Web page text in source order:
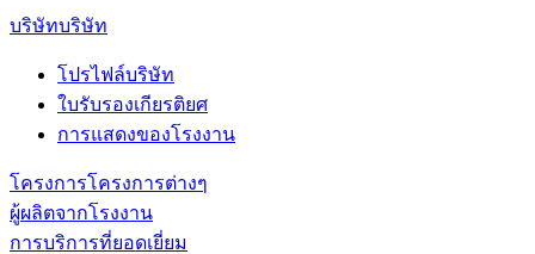
บริษัทบริษัท
โปรไฟล์บริษัท
ใบรับรองเกียรติยศ
การแสดงของโรงงาน
โครงการโครงการต่างๆ
ผู้ผลิตจากโรงงาน
การบริการที่ยอดเยี่ยม